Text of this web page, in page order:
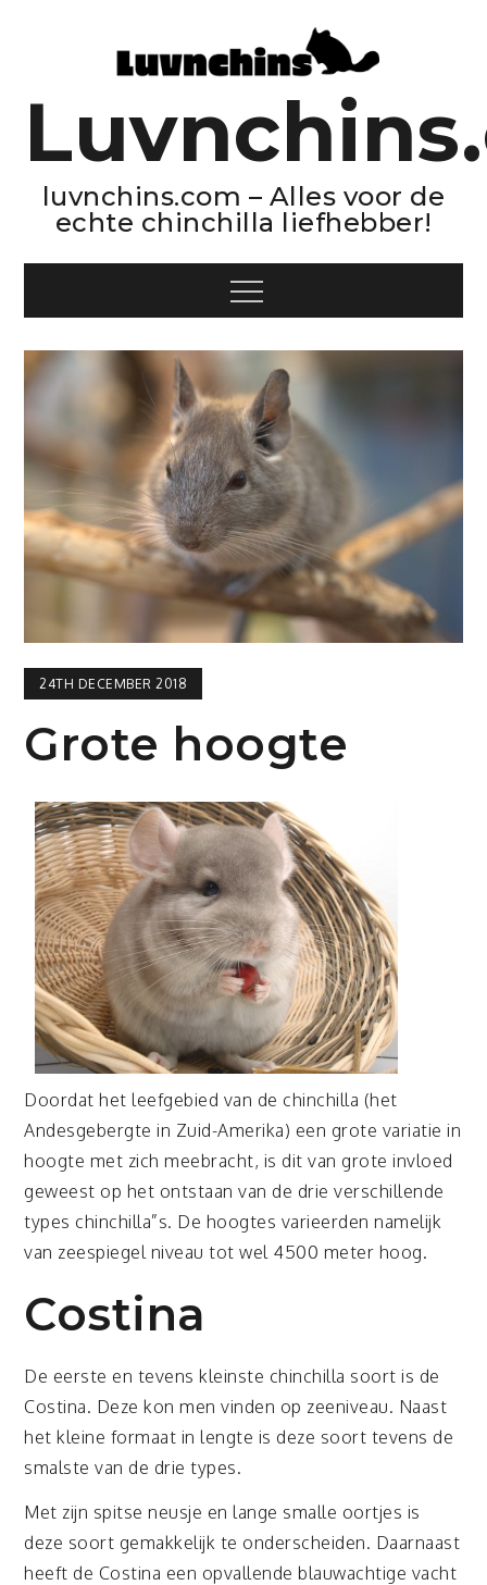
luvnchins.com – Alles voor de
echte chinchilla liefhebber!
Menu
24TH DECEMBER 2018
Grote hoogte
Doordat het leefgebied van de chinchilla (het
Andesgebergte in Zuid-Amerika) een grote variatie in
hoogte met zich meebracht, is dit van grote invloed
geweest op het ontstaan van de drie verschillende
types chinchilla”s. De hoogtes varieerden namelijk
van zeespiegel niveau tot wel 4500 meter hoog.
Costina
De eerste en tevens kleinste chinchilla soort is de
Costina. Deze kon men vinden op zeeniveau. Naast
het kleine formaat in lengte is deze soort tevens de
smalste van de drie types.
Met zijn spitse neusje en lange smalle oortjes is
deze soort gemakkelijk te onderscheiden. Daarnaast
heeft de Costina een opvallende blauwachtige vacht